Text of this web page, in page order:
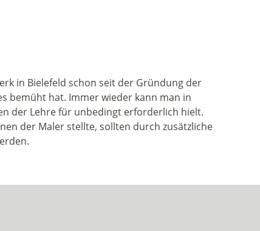
in Bielefeld schon seit der Gründung der
bemüht hat. Immer wieder kann man in
der Lehre für unbedingt erforderlich hielt.
der Maler stellte, sollten durch zusätzliche